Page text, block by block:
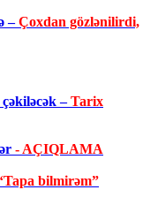
–Çoxdan gözlənilirdi,
–Tarix
- AÇIQLAMA
bilmirəm”